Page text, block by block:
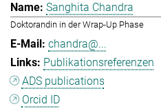
Sanghita Chandra
Doktorandin in der Wrap-Up Phase
chandra@...
Publikationsreferenzen
ADS publications
Orcid ID